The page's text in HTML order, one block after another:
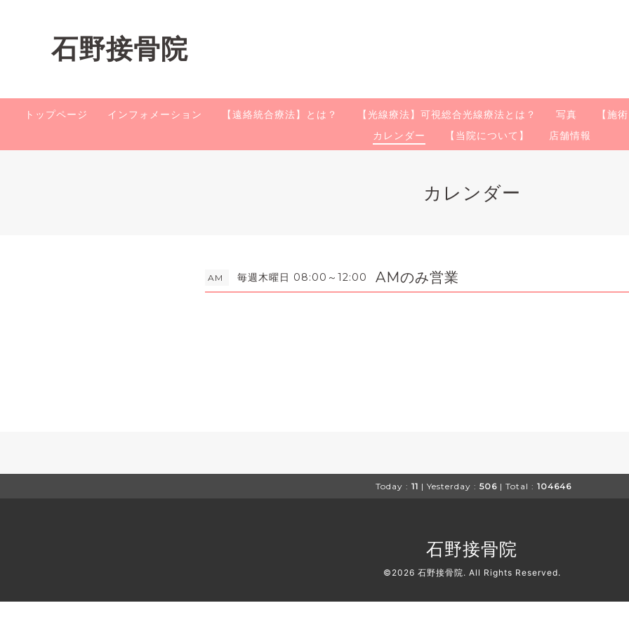
石野接骨院
トップページ インフォメーション 【遠絡統合療法】とは？ 【光線療法】可視総合光線療法とは？ 写真 【施
カレンダー
【当院について】 店舗情報
カレンダー
AM 毎週木曜日 08:00～12:00 AMのみ営業
Today : 11 | Yesterday : 506 | Total : 104646
石野接骨院
©2026 石野接骨院. All Rights Reserved.